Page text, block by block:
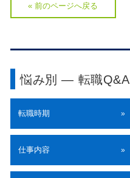
« 前のページへ戻る
悩み別 ― 転職Q&A
転職時期 »
仕事内容 »